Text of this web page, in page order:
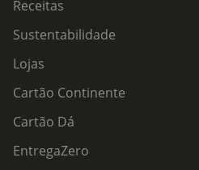
Receitas
Sustentabilidade
Lojas
Cartão Continente
Cartão Dá
EntregaZero